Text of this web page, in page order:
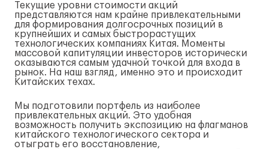
Текущие уровни стоимости акций
представляются нам крайне привлекательными
для формирования долгосрочных позиций в
крупнейших и самых быстрорастущих
технологических компаниях Китая. Моменты
массовой капитуляции инвесторов исторически
оказываются самым удачной точкой для входа в
рынок. На наш взгляд, именно это и происходит
Китайских техах.
Мы подготовили портфель из наиболее
привлекательных акций. Это удобная
возможность получить экспозицию на флагманов
китайского технологического сектора и
отыграть его восстановление,